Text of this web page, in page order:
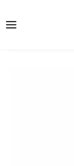
contenido
Menu